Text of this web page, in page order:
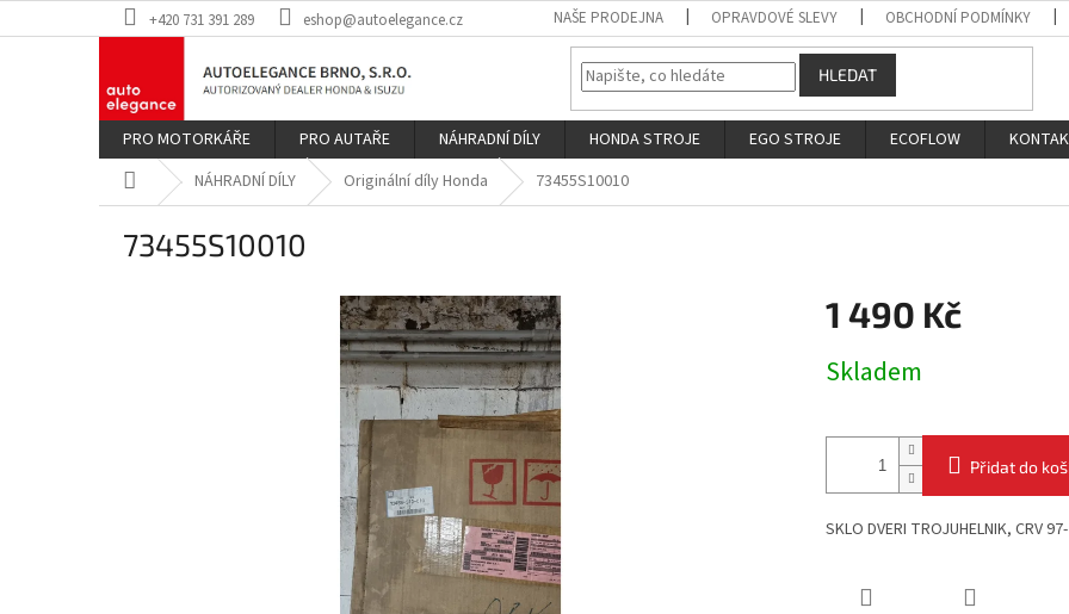
na
+420 731 391 289 eshop@autoelegance.cz NAŠE PRODEJNA OPRAVDOVÉ SLEVY OBCHODNÍ PODMÍNKY
HLEDAT
PRO MOTORKÁŘE PRO AUTAŘE NÁHRADNÍ DÍLY HONDA STROJE EGO STROJE ECOFLOW
Domů NÁHRADNÍ DÍLY Originální díly Honda 73455S10010
73455S10010
1 490 Kč
cena:
Skladem
Přidat do
SKLO DVERI TROJUHELNIK, CRV